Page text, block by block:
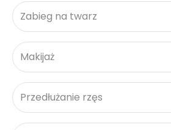
Zabieg na twarz
Makijaż
Przedłużanie rzęs